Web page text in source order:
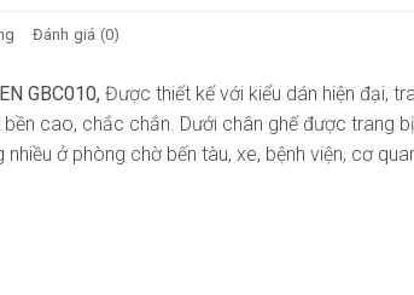
Đánh giá (0)
GBC010, Được thiết kế với kiểu dán hiện đại,
cao, chắc chắn. Dưới chân ghế được trang
ở phòng chờ bến tàu, xe, bệnh viện, cơ